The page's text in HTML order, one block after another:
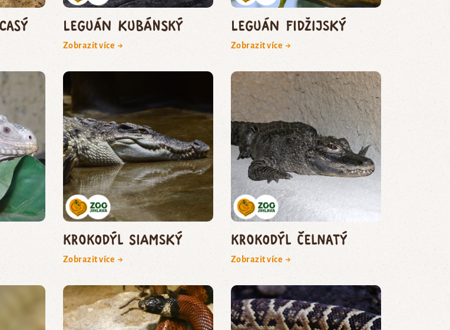
leguán kubánský
Zobrazit více →
leguán fidžijský
Zobrazit více →
krokodýl siamský
Zobrazit více →
krokodýl čelnatý
Zobrazit více →